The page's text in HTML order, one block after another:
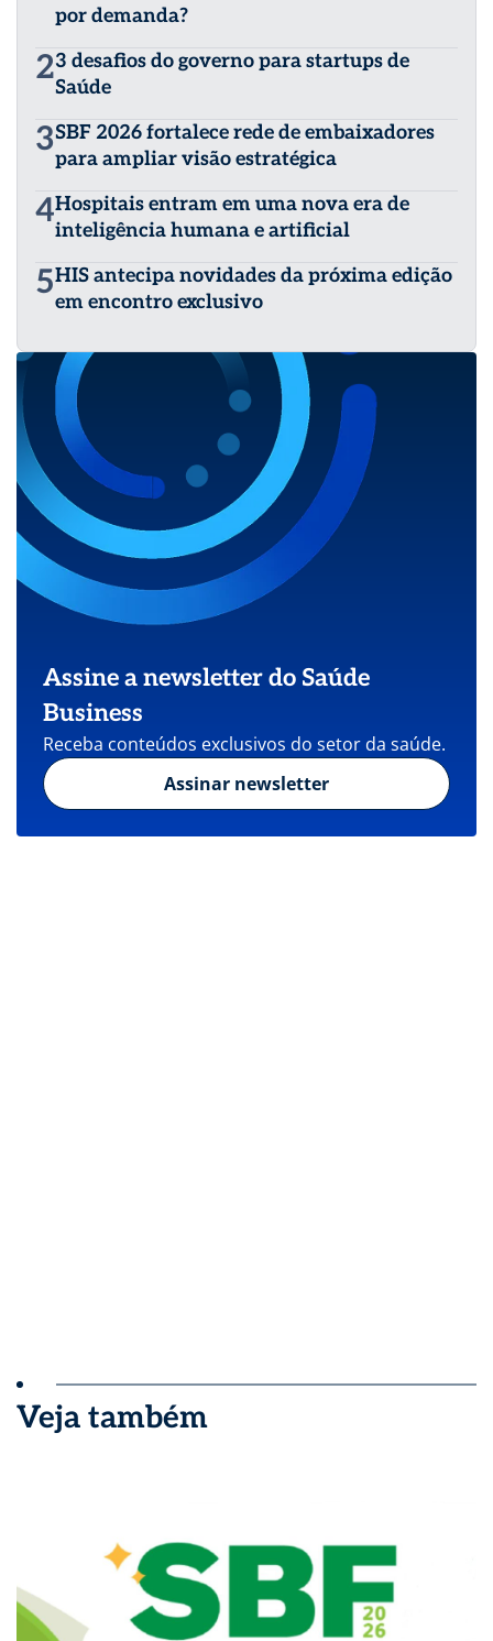
por demanda?
23 desafios do governo para startups de
Saúde
3SBF 2026 fortalece rede de embaixadores
para ampliar visão estratégica
4Hospitais entram em uma nova era de
inteligência humana e artificial
5HIS antecipa novidades da próxima edição
em encontro exclusivo
Assine a newsletter do Saúde
Business
Receba conteúdos exclusivos do setor da saúde.
Assinar newsletter
Veja também